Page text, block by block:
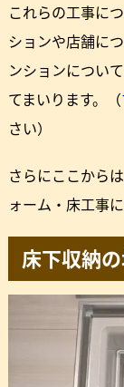
これらの工事に
ションや店舗に
ンションについ
てまいります。（
さい）
さらにここから
ォーム・床工事
床下収納